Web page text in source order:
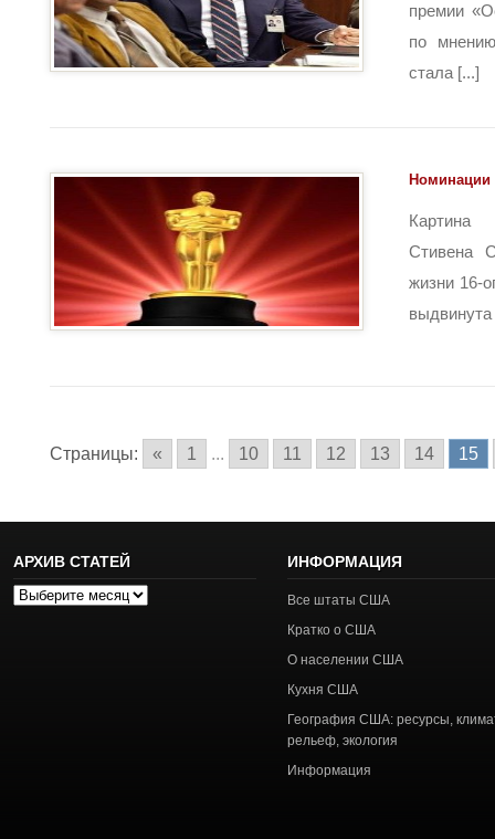
премии
по
стала [...]
Номинации
Картина
Стивена
жизни 16-
выдвинута
Страницы: « 1 ... 10 11 12 13 14 15
АРХИВ СТАТЕЙ
Архив
ИНФОРМАЦИЯ
Все штаты США
Кратко о США
О населении США
Кухня США
География США: ресурсы,
рельеф, экология
Информация